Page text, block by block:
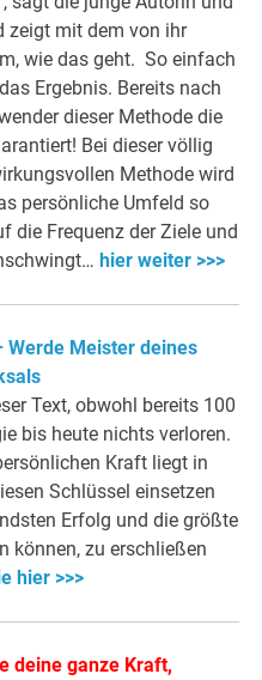
zeigt mit dem von ihr
wie das geht. So einfach
Ergebnis. Bereits nach
dieser Methode die
Bei dieser völlig
Methode wird
persönliche Umfeld so
die Frequenz der Ziele und
hier weiter >>>
Meister deines
Text, obwohl bereits 100
bis heute nichts verloren.
Kraft liegt in
Schlüssel einsetzen
Erfolg und die größte
können, zu erschließen
hier >>>
deine ganze Kraft,